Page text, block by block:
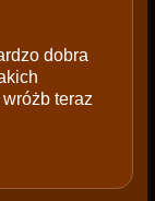
dobra
teraz